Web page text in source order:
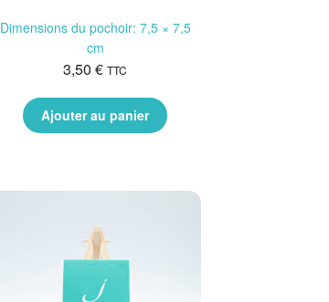
Dimensions du pochoir: 7,5 × 7,5
cm
3,50€ TTC
Ajouter au panier